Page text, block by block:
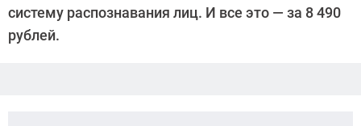
систему распознавания лиц. И все это — за 8 490
рублей.